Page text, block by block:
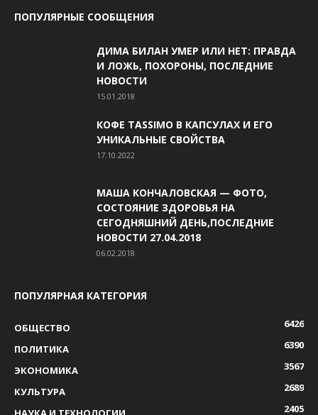
ПОПУЛЯРНЫЕ СООБЩЕНИЯ
ДИМА БИЛАН УМЕР ИЛИ НЕТ: ПРАВДА
И ЛОЖЬ, ПОХОРОНЫ, ПОСЛЕДНИЕ
НОВОСТИ
15.01.2018
КОФЕ TASSIMO В КАПСУЛАХ И ЕГО
УНИКАЛЬНЫЕ СВОЙСТВА
17.10.2022
МАША КОНЧАЛОВСКАЯ — ФОТО,
СОСТОЯНИЕ ЗДОРОВЬЯ НА
СЕГОДНЯШНИЙ ДЕНЬ,ПОСЛЕДНИЕ
НОВОСТИ 27.04.2018
06.02.2018
ПОПУЛЯРНАЯ КАТЕГОРИЯ
ОБЩЕСТВО
6426
ПОЛИТИКА
6390
ЭКОНОМИКА
3567
КУЛЬТУРА
2689
2405